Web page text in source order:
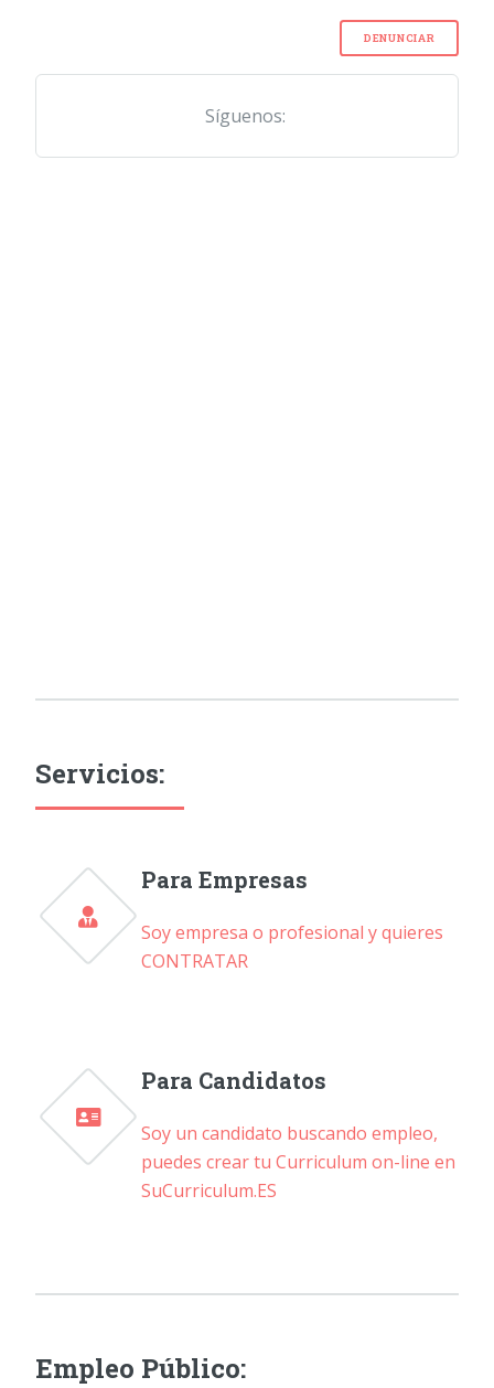
DENUNCIAR
Síguenos:
Servicios:
Para Empresas
Soy empresa o profesional y quieres
CONTRATAR
Para Candidatos
Soy un candidato buscando empleo,
puedes crear tu Curriculum on-line en
SuCurriculum.ES
Empleo Público: